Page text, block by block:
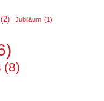
(2) Jubiläum (1)
(8)